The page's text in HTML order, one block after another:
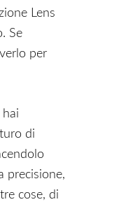
Lens
Se
per
di
precisione,
cose, di